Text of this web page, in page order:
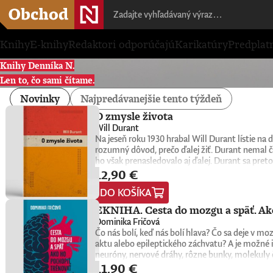
KnihyE-knihyRedaktori odporúčajúKarikatúry
Knihy Denníka N.
Len to, čo sami čítame.
Novinky Najpredávanejšie tento týždeň
O zmysle života
Will Durant
Na jeseň roku 1930 hrabal Will Durant lístie
rozumný dôvod, prečo ďalej žiť. Durant nemal
ho však prenasledovalo aj ďalej. Durant sa
konkrétne oni sami nachádzajú zmysel, cieľ a
1932. Keďže nemala žiadnu reklamu, tento
do rúk novej generácii čitateľov a čitateliek.
univerzitní profesori, psychológovia, štátnici,
spoločnú niť. Tá odhaľuje hlboké puto medzi
americký spisovateľ, historik a filozof, ktorý
Civilization), na ktorom vyše štyri desaťročia
myšlienkach zrozumiteľným, ľudským a
zmysluplnejšieho života.
12,90 €
DO KOŠÍKA
EKNIHA. Cesta do mozgu a späť.
Dominika Fričová
Čo nás bolí, keď nás bolí hlava? Čo sa deje v
aktu alebo epileptického záchvatu? A je
neuróny, nervové dráhy, rôzne bunky,
slovenská neurobiologička Dominika Fričová
11,90 €